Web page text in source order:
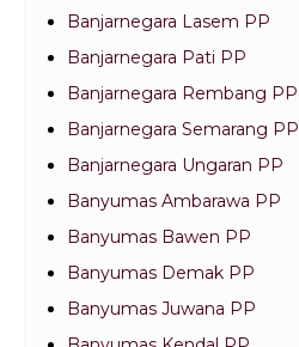
Banjarnegara Lasem PP
Banjarnegara Pati PP
Banjarnegara Rembang PP
Banjarnegara Semarang PP
Banjarnegara Ungaran PP
Banyumas Ambarawa PP
Banyumas Bawen PP
Banyumas Demak PP
Banyumas Juwana PP